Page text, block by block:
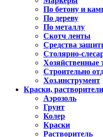
По бетону и
По дереву
По металлу
Скотч ленты
Средства
Столярно-
Хозяйственные
Строительно
Хоз.инструмент
Краски, растворители
Аэрозоль
Грунт
Колер
Краски
Растворитель